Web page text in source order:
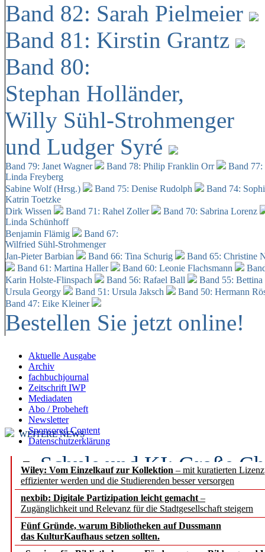
Band 82: Sarah Pielmeier
Band 81: Kirstin Grantz
Band 80:
Stephan Holländer,
Willy Sühl-Strohmenger
und Ludger Syré
Band 79: Janet Wagner Band 78: Philip Franklin Orr
Band
Linda Freyberg
Sabine Wolf (Hrsg.)
Band 75: Denise Rudolph
Band 74:
Katrin Toetzke
Dirk Wissen
Band 71: Rahel Zoller
Band 70: Sabrina Lorenz
Linda Schünhoff
Benjamin Flämig
Band 67:
Wilfried Sühl-Strohmenger
Jan-Pieter Barbian
Band 66: Tina Schurig
Band 65: Christine
Band 61: Martina Haller
Band 60: Leonie Flachsmann
Karin Holste-Flinspach
Band 56: Rafael Ball
Band 55:
Ursula Georgy
Band 51: Ursula Jaksch Band 50: Hermann
Band 47: Eike Kleiner
Bestellen Sie jetzt online!
Aktuelle Ausgabe
Archiv
fachbuchjournal
Zeitschrift IWP
Mediadaten
Abo / Probeheft
Newsletter
Sponsored Content
Datenschutzerklärung
Wiley: Vom Einzelkauf zur Kollektion – mit kuratierten
effizienter werden und die Studierenden besser versorgen
nexbib: Digitale Partizipation leicht gemacht –
Zugänglichkeit und Relevanz für die Stadtgesellschaft steigern
Fünf Gründe, warum Bibliotheken auf Dussmann
das KulturKaufhaus setzen sollten.
WEITERE NEWS
Schule und KI: Große
Voraussetzungen
Erfolgreiches erstes
Segment Research –